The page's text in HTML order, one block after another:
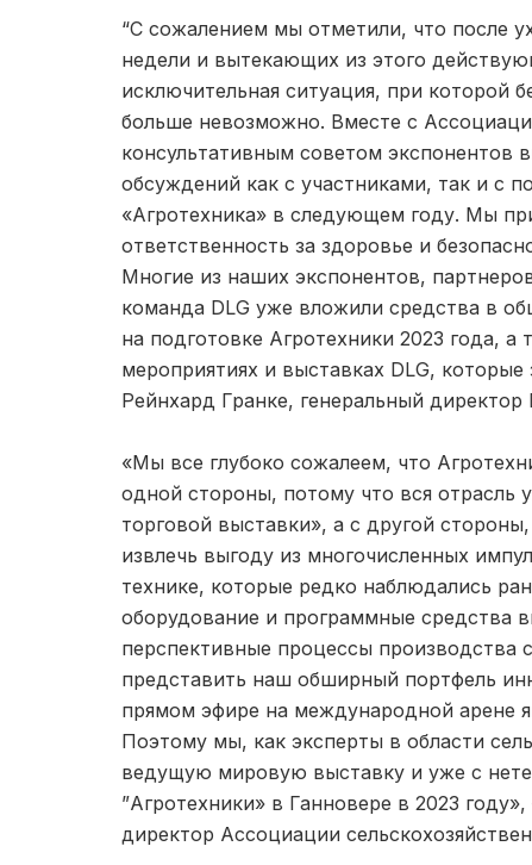
“С сожалением мы отметили, что после
недели и вытекающих из этого
исключительная ситуация, при которой
больше невозможно. Вместе с
консультативным советом экспонентов
обсуждений как с участниками, так и с
«Агротехника» в следующем году. Мы
ответственность за здоровье и
Многие из наших экспонентов,
команда DLG уже вложили средства в
на подготовке Агротехники 2023 года,
мероприятиях и выставках DLG,
Рейнхард Гранке, генеральный директор
«Мы все глубоко сожалеем, что
одной стороны, потому что вся
торговой выставки», а с другой
извлечь выгоду из многочисленных
технике, которые редко наблюдались
оборудование и программные средства
перспективные процессы производства
представить наш обширный портфель
прямом эфире на международной арене
Поэтому мы, как эксперты в области
ведущую мировую выставку и уже с
”Агротехники» в Ганновере в 2023
директор Ассоциации